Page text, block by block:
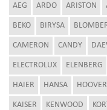
AEG ARDO ARISTON
BEKO BIRYSA
CAMERON CANDY
ELECTROLUX ELENBERG
HAIER HANSA HOOVER
KAISER KENWOOD